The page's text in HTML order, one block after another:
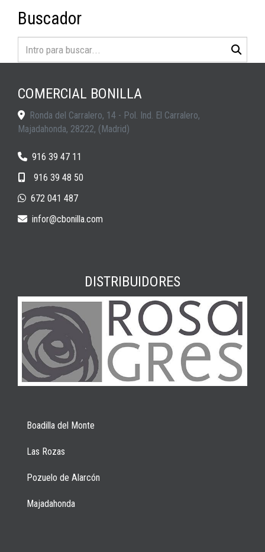
Buscador
COMERCIAL BONILLA
Ronda del Carralero, 14 - Pol. Ind. El Carralero,
Majadahonda, 28222, (Madrid)
916 39 47 11
916 39 48 50
672 041 487
infor
cbonilla.com
DISTRIBUIDORES
Boadilla del Monte
Las Rozas
Pozuelo de Alarcón
Majadahonda